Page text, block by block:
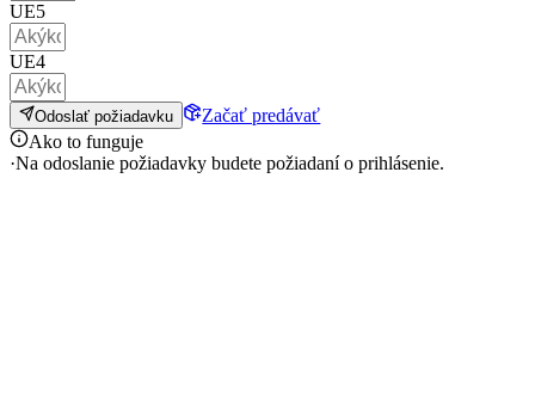
UE5
UE4
Odoslať požiadavku
Začať predávať
Ako to funguje
·Na odoslanie požiadavky budete požiadaní o prihlásenie.